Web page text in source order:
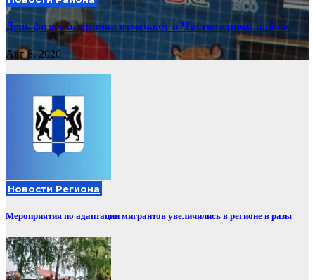
День физкультурника отмечают в Чистоозерном районе
Авг 8, 2026
Новости Региона
Мероприятия по адаптации мигрантов увеличились в регионе в разы